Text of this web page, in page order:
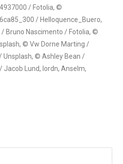
/ Fotolia, ©
/ Helloquence_Buero,
Bruno Nascimento / Fotolia, ©
© Vw Dorne Marting /
Unsplash,© Ashley Bean /
Lund, lordn, Anselm,